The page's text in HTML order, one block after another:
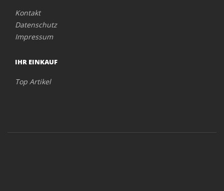
Kontakt
Datenschutz
Impressum
IHR EINKAUF
Top Artikel